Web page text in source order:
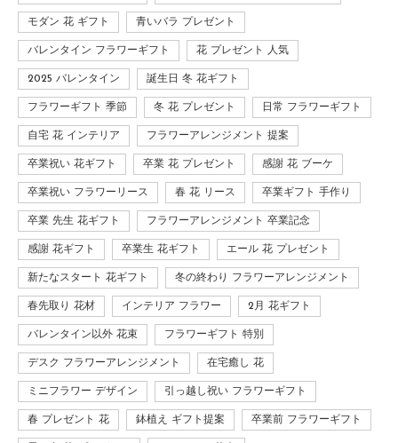
モダン 花 ギフト 青いバラ プレゼント
バレンタイン フラワーギフト 花 プレゼント 人気
2025 バレンタイン 誕生日 冬 花ギフト
フラワーギフト 季節 冬 花 プレゼント 日常 フラワーギフト
自宅 花 インテリア フラワーアレンジメント 提案
卒業祝い 花ギフト 卒業 花 プレゼント 感謝 花 ブーケ
卒業祝い フラワーリース 春 花 リース 卒業ギフト 手作り
卒業 先生 花ギフト フラワーアレンジメント 卒業記念
感謝 花ギフト 卒業生 花ギフト エール 花 プレゼント
新たなスタート 花ギフト 冬の終わり フラワーアレンジメント
春先取り 花材 インテリア フラワー 2月 花ギフト
バレンタイン以外 花束 フラワーギフト 特別
デスク フラワーアレンジメント 在宅癒し 花
ミニフラワー デザイン 引っ越し祝い フラワーギフト
春 プレゼント 花 鉢植え ギフト提案 卒業前 フラワーギフト